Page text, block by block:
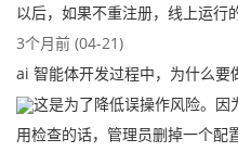
以后，如果不重注册，线上运行
3个月前 (04-21)
ai 智能体开发过程中，为什么要
这是为了降低误操作风险。因
用检查的话，管理员删掉一个配